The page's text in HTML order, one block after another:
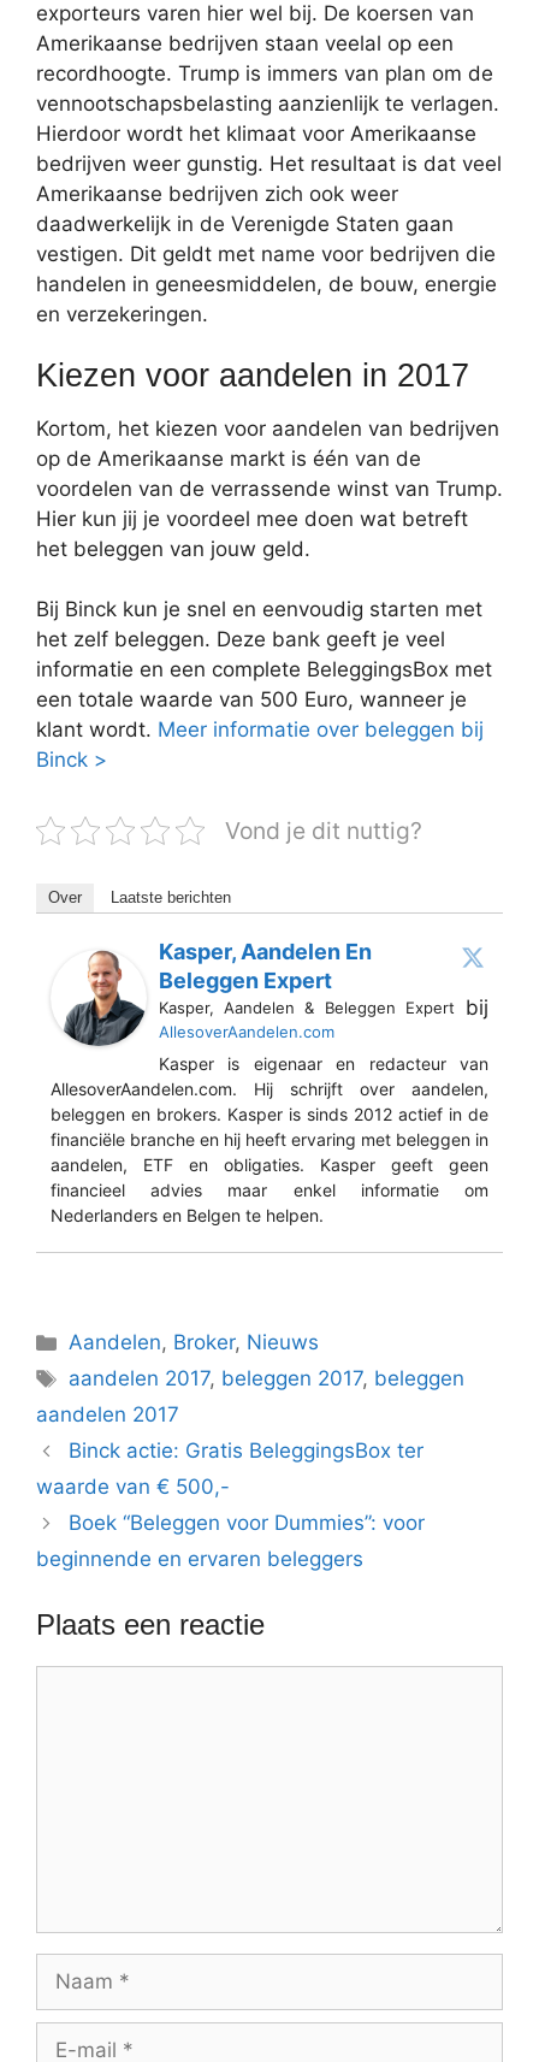
exporteurs varen hier wel bij. De koersen van
Amerikaanse bedrijven staan veelal op een
recordhoogte. Trump is immers van plan om de
vennootschapsbelasting aanzienlijk te verlagen.
Hierdoor wordt het klimaat voor Amerikaanse
bedrijven weer gunstig. Het resultaat is dat veel
Amerikaanse bedrijven zich ook weer
daadwerkelijk in de Verenigde Staten gaan
vestigen. Dit geldt met name voor bedrijven die
handelen in geneesmiddelen, de bouw, energie
en verzekeringen.
Kiezen voor aandelen in 2017
Kortom, het kiezen voor aandelen van bedrijven
op de Amerikaanse markt is één van de
voordelen van de verrassende winst van Trump.
Hier kun jij je voordeel mee doen wat betreft
het beleggen van jouw geld.
Bij Binck kun je snel en eenvoudig starten met
het zelf beleggen. Deze bank geeft je veel
informatie en een complete BeleggingsBox met
een totale waarde van 500 Euro, wanneer je
klant wordt. Meer informatie over beleggen bij
Binck >
Vond je dit nuttig?
Over Laatste berichten
Kasper, Aandelen En
Beleggen Expert
Kasper, Aandelen & Beleggen Expert bij
AllesoverAandelen.com
Kasper is eigenaar en redacteur van
AllesoverAandelen.com. Hij schrijft over aandelen,
beleggen en brokers. Kasper is sinds 2012 actief in de
financiële branche en hij heeft ervaring met beleggen in
aandelen, ETF en obligaties. Kasper geeft geen
financieel advies maar enkel informatie om
Nederlanders en Belgen te helpen.
Categorieën
Aandelen, Broker, Nieuws
Tags
aandelen 2017, beleggen 2017, beleggen
aandelen 2017
Binck actie: Gratis BeleggingsBox ter
waarde van € 500,-
Boek “Beleggen voor Dummies”: voor
beginnende en ervaren beleggers
Plaats een reactie